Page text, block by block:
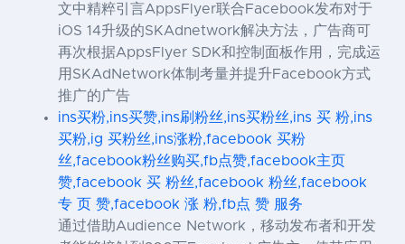
文中精粹引言AppsFlyer联合Facebook发布对于
iOS 14升级的SKAdnetwork解决方法，广告商可
再次根据AppsFlyer SDK和控制面板作用，完成运
用SKAdNetwork体制考量并提升Facebook方式
推广的广告
ins买粉,ins买赞,ins刷粉丝,ins买粉丝,ins 买 粉,ins
买粉,ig 买粉丝,ins涨粉,facebook 买粉
丝,facebook粉丝购买,fb点赞,facebook主页
赞,facebook 买 粉丝,facebook 粉丝,facebook
专 页 赞,facebook 涨 粉,fb点 赞 服务
通过借助Audience Network，移动发布者和开发